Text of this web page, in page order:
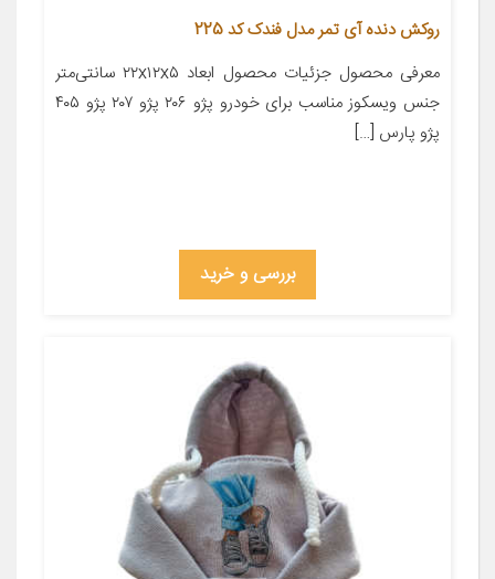
روکش دنده آی تمر مدل فندک کد 225
معرفی محصول جزئیات محصول ابعاد ۲۲x۱۲x۵ سانتی‌متر
جنس ویسکوز مناسب برای خودرو پژو ۲۰۶ پژو ۲۰۷ پژو ۴۰۵
پژو پارس […]
بررسی و خرید